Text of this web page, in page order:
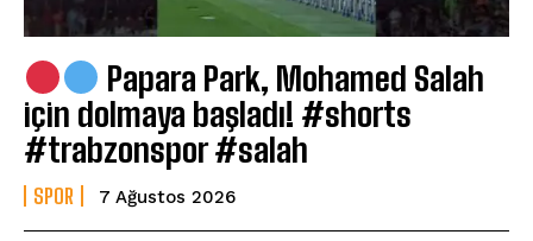
Papara Park, Mohamed Salah
için dolmaya başladı! #shorts
#trabzonspor #salah
SPOR 7 Ağustos 2026